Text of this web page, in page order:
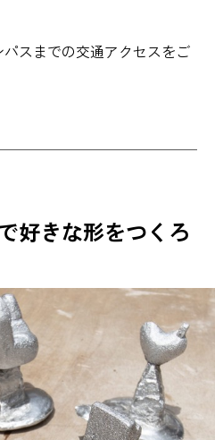
スまでの交通アクセスをご
好きな形をつくろ